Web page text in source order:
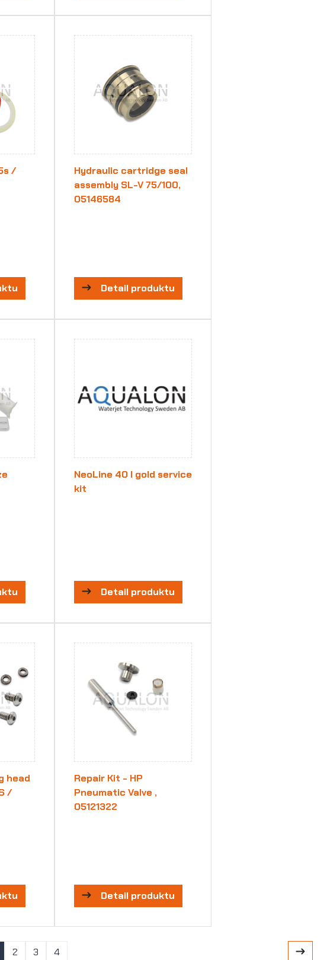
/
Hydraulic cartridge seal
assembly SL-V 75/100,
05146584
Detail produktu
NeoLine 40 I gold service
kit
Detail produktu
head
/
Repair Kit - HP
Pneumatic Valve ,
05121322
Detail produktu
2 3 4